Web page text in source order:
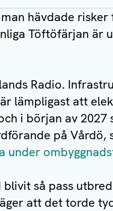
hävdade risker
Töftöfärjan är
Radio.
lämpligast att
i början av
på Vårdö,
under
så pass
att det torde